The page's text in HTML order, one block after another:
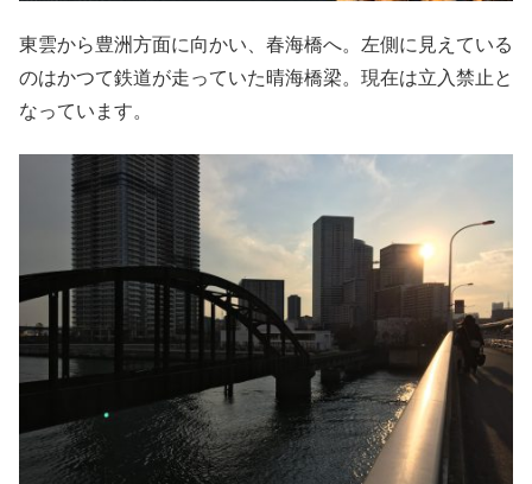
東雲から豊洲方面に向かい、春海橋へ。左側に見えている
のはかつて鉄道が走っていた晴海橋梁。現在は立入禁止と
なっています。